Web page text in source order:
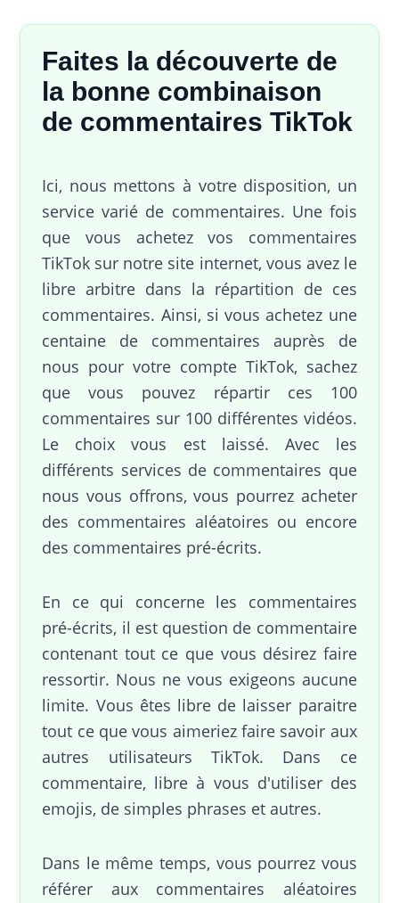
Faites la découverte de
la bonne combinaison
de commentaires TikTok
Ici, nous mettons à votre disposition, un
service varié de commentaires. Une fois
que vous achetez vos commentaires
TikTok sur notre site internet, vous avez le
libre arbitre dans la répartition de ces
commentaires. Ainsi, si vous achetez une
centaine de commentaires auprès de
nous pour votre compte TikTok, sachez
que vous pouvez répartir ces 100
commentaires sur 100 différentes vidéos.
Le choix vous est laissé. Avec les
différents services de commentaires que
nous vous offrons, vous pourrez acheter
des commentaires aléatoires ou encore
des commentaires pré-écrits.
En ce qui concerne les commentaires
pré-écrits, il est question de commentaire
contenant tout ce que vous désirez faire
ressortir. Nous ne vous exigeons aucune
limite. Vous êtes libre de laisser paraitre
tout ce que vous aimeriez faire savoir aux
autres utilisateurs TikTok. Dans ce
commentaire, libre à vous d'utiliser des
emojis, de simples phrases et autres.
Dans le même temps, vous pourrez vous
référer aux commentaires aléatoires